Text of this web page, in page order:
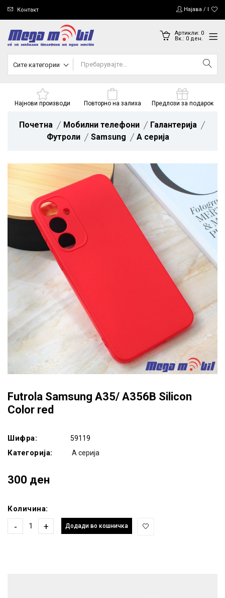
Контакт Најава /
Артикли: 0
Вк.: 0ден.
Сите категории
Најнови производи Повторно на залиха Предлози за подарок
Почетна Мобилни телефони
Галантерија
Футроли
Samsung A серија
Futrola Samsung A35/ A356B Silicon
Color red
Шифра: 59119
Категорија: A серија
300 ден
Количина:
- + Додади во кошничка